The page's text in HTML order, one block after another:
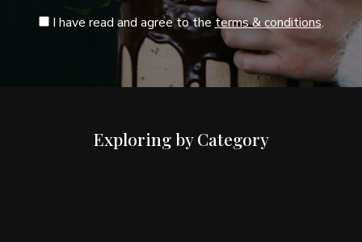
I have read and agree to the terms & conditions.
Exploring by Category